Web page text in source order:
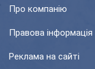
Про компанію
Правова інформація
Реклама на сайті